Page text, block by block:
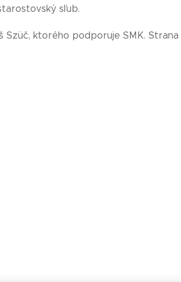
sľub.
ktorého podporuje SMK.